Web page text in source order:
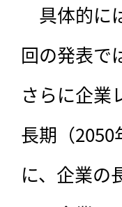
具体的に
回の発表で
さらに企業
長期（
に、企業の